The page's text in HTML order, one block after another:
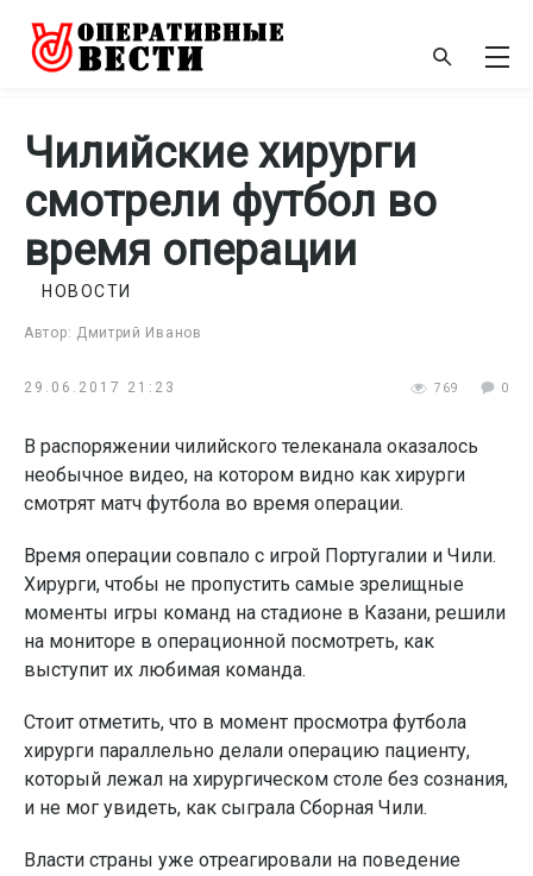
Чилийские хирурги
смотрели футбол во
время операции
Автор: Дмитрий Иванов
НОВОСТИ
29.06.2017 21:23 769 0
В распоряжении чилийского телеканала оказалось
необычное видео, на котором видно как хирурги
смотрят матч футбола во время операции.
Время операции совпало с игрой Португалии и Чили.
Хирурги, чтобы не пропустить самые зрелищные
моменты игры команд на стадионе в Казани, решили
на мониторе в операционной посмотреть, как
выступит их любимая команда.
Стоит отметить, что в момент просмотра футбола
хирурги параллельно делали операцию пациенту,
который лежал на хирургическом столе без сознания,
и не мог увидеть, как сыграла Сборная Чили.
Власти страны уже отреагировали на поведение